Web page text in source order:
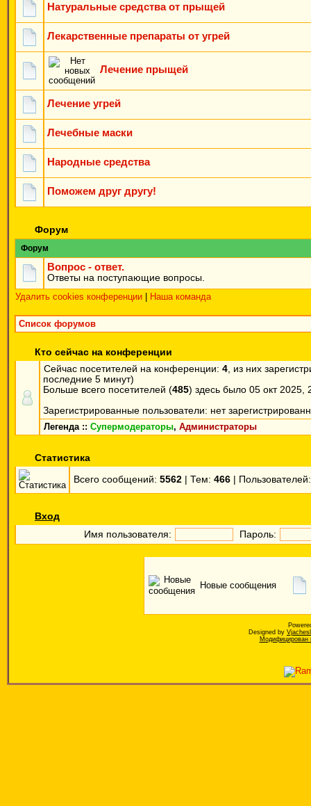
Натуральные средства от прыщей
Лекарственные препараты от угрей
Лечение прыщей
Лечение угрей
Лечебные маски
Народные средства
Поможем друг другу!
Форум
Форум
Вопрос - ответ.
Ответы на поступающие вопросы.
Удалить cookies конференции Наша команда
Список форумов
Кто сейчас на конференции
Сейчас посетителей на конференции: 4, из них
последние 5 минут)
Больше всего посетителей (485) здесь было 05 окт 2025,
Зарегистрированные пользователи: нет
Легенда :: Супермодераторы, Администраторы
Статистика
Всего сообщений: 5562 | Тем: 466 |
Вход
Имя пользователя: Пароль:
Новые сообщения
Designed by
Модифицирован